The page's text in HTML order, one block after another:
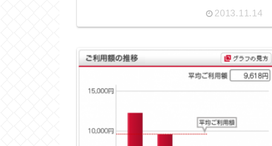
2013.11.14